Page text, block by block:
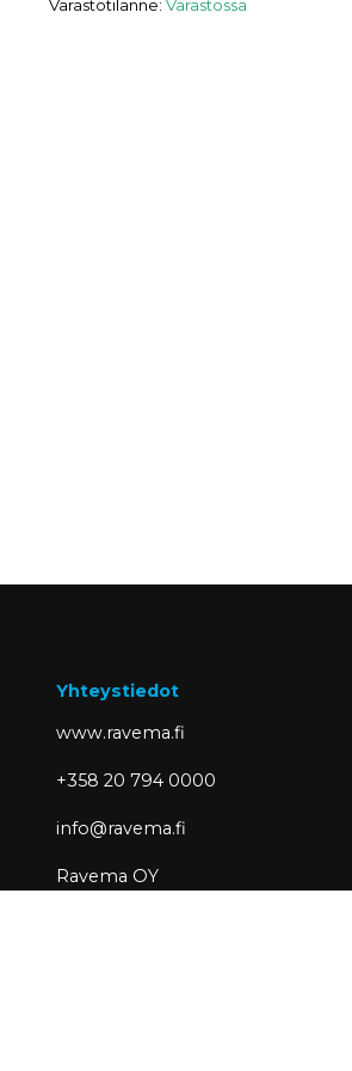
Varastotilanne: Varastossa
Yhteystiedot
www.ravema.fi
+358 20 794 0000
info@ravema.fi
Ravema OY